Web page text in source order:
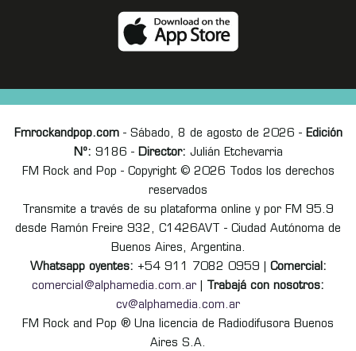
Fmrockandpop.com- Sábado, 8 de agosto de 2026 - Edición
Nº: 9186 - Director: Julián Etchevarria
FM Rock and Pop - Copyright © 2026 Todos los derechos
reservados
Transmite a través de su plataforma online y por FM 95.9
desde Ramón Freire 932, C1426AVT - Ciudad Autónoma de
Buenos Aires, Argentina.
Whatsapp oyentes: +54 911 7082 0959 | Comercial:
comercial@alphamedia.com.ar
Trabajá con nosotros:
cv@alphamedia.com.ar
FM Rock and Pop ® Una licencia de Radiodifusora Buenos
Aires S.A.